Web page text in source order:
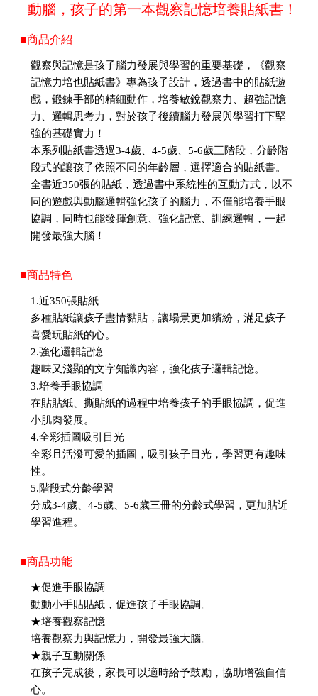
動腦，孩子的第一本觀察記憶培養貼紙書！
■商品介紹
觀察與記憶是孩子腦力發展與學習的重要基礎，《觀察
記憶力培也貼紙書》專為孩子設計，透過書中的貼紙遊
戲，鍛鍊手部的精細動作，培養敏銳觀察力、超強記憶
力、邏輯思考力，對於孩子後續腦力發展與學習打下堅
強的基礎實力！
本系列貼紙書透過3-4歲、4-5歲、5-6歲三階段，分齡階
段式的讓孩子依照不同的年齡層，選擇適合的貼紙書。
全書近350張的貼紙，透過書中系統性的互動方式，以不
同的遊戲與動腦邏輯強化孩子的腦力，不僅能培養手眼
協調，同時也能發揮創意、強化記憶、訓練邏輯，一起
開發最強大腦！
■商品特色
1.近350張貼紙
多種貼紙讓孩子盡情黏貼，讓場景更加繽紛，滿足孩子
喜愛玩貼紙的心。
2.強化邏輯記憶
趣味又淺顯的文字知識內容，強化孩子邏輯記憶。
3.培養手眼協調
在貼貼紙、撕貼紙的過程中培養孩子的手眼協調，促進
小肌肉發展。
4.全彩插圖吸引目光
全彩且活潑可愛的插圖，吸引孩子目光，學習更有趣味
性。
5.階段式分齡學習
分成3-4歲、4-5歲、5-6歲三冊的分齡式學習，更加貼近
學習進程。
■商品功能
★促進手眼協調
動動小手貼貼紙，促進孩子手眼協調。
★培養觀察記憶
培養觀察力與記憶力，開發最強大腦。
★親子互動關係
在孩子完成後，家長可以適時給予鼓勵，協助增強自信
心。